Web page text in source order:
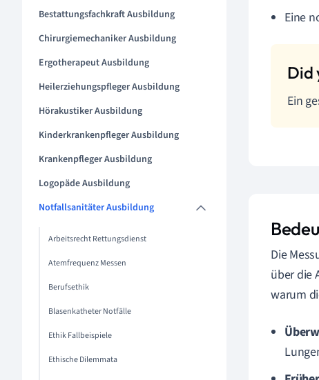
Bestattungsfachkraft Ausbildung
Chirurgiemechaniker Ausbildung
Ergotherapeut Ausbildung
Heilerziehungspfleger Ausbildung
Hörakustiker Ausbildung
Kinderkrankenpfleger Ausbildung
Krankenpfleger Ausbildung
Logopäde Ausbildung
Notfallsanitäter Ausbildung
Arbeitsrecht Rettungsdienst
Atemfrequenz Messen
Berufsethik
Blasenkatheter Notfälle
Ethik Fallbeispiele
Ethische Dilemmata
Eine
Ein
Die
über die
warum